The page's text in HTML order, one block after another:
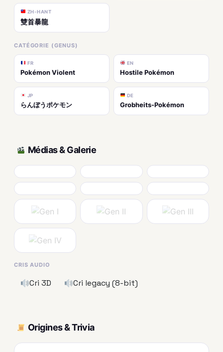
ZH-HANT
雙首暴龍
CATÉGORIE (GENUS)
FR
Pokémon Violent
EN
Hostile Pokémon
JP
らんぼうポケモン
DE
Grobheits-Pokémon
Médias & Galerie
CRIS AUDIO
Cri 3D Cri legacy (8-bit)
Origines & Trivia